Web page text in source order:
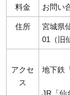
料金 お問い
住所
宮城県
01（旧
アクセ
ス
地下鉄
JR「仙